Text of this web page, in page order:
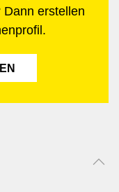
Dann erstellen